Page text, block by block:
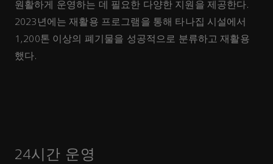
원활하게 운영하는 데 필요한 다양한 지원을 제공한다.
2023년에는 재활용 프로그램을 통해 타나집 시설에서
1,200톤 이상의 폐기물을 성공적으로 분류하고 재활용
했다.
24시간 운영